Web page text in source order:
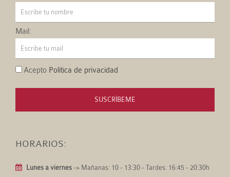
Mail:
Acepto Política de privacidad
SUSCRÍBEME
HORARIOS:
Lunes a viernes -> Mañanas: 10 - 13:30 - Tardes: 16:45 - 20:30h